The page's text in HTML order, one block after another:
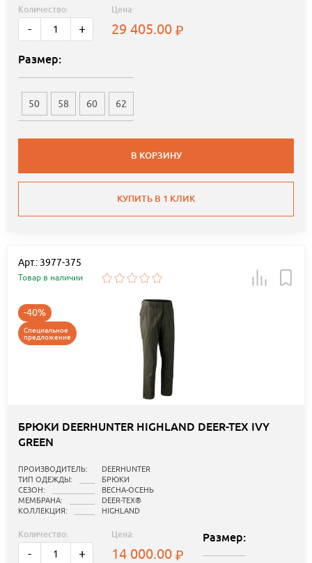
Количество:
- +
Цена:
29 405.00
Размер:
50 58 60 62
В КОРЗИНУ
КУПИТЬ В 1 КЛИК
Арт.: 3977-375
Товар в наличии
-40%
Специальное
предложение
БРЮКИ DEERHUNTER HIGHLAND DEER-TEX IVY
GREEN
ПРОИЗВОДИТЕЛЬ:
DEERHUNTER
ТИП ОДЕЖДЫ:
БРЮКИ
СЕЗОН:
ВЕСНА-ОСЕНЬ
МЕМБРАНА:
DEER-TEX®
КОЛЛЕКЦИЯ:
HIGHLAND
Количество:
- +
Цена:
14 000.00
Размер: